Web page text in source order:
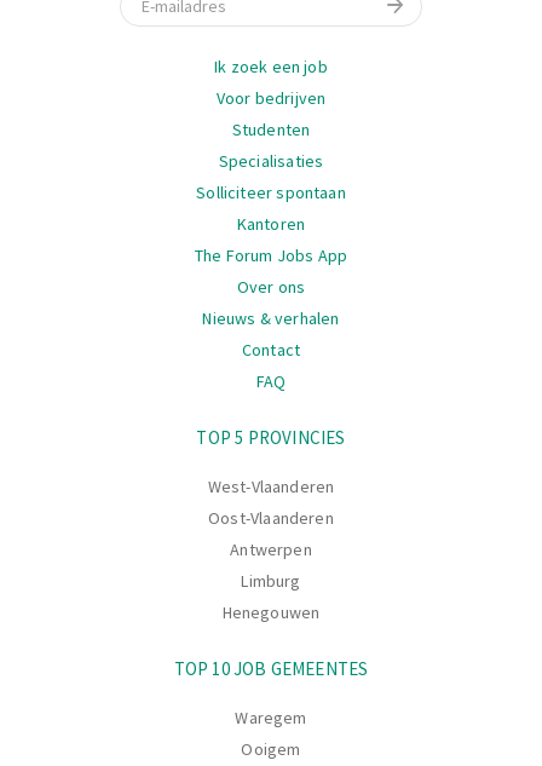
Ik zoek een job
Voor bedrijven
Studenten
Specialisaties
Solliciteer spontaan
Kantoren
The Forum Jobs App
Over ons
Nieuws & verhalen
Contact
FAQ
TOP 5 PROVINCIES
West-Vlaanderen
Oost-Vlaanderen
Antwerpen
Limburg
Henegouwen
TOP 10 JOB GEMEENTES
Waregem
Ooigem